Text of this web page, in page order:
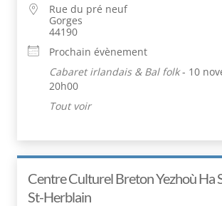
Rue du pré neuf
Gorges
44190
Prochain évènement
Cabaret irlandais & Bal folk- 10
20h00
Tout voir
Centre Culturel Breton Yezhoù Ha
St-Herblain